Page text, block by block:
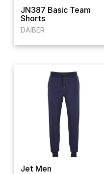
JN387 Basic Team
Shorts
DAIBER
Jet Men